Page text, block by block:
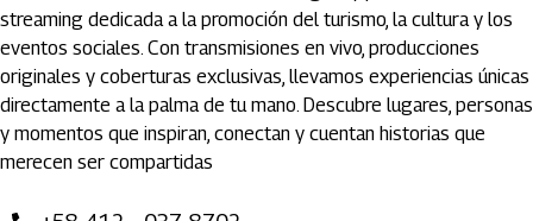
streaming dedicada a la promoción del turismo, la cultura y los
eventos sociales. Con transmisiones en vivo, producciones
originales y coberturas exclusivas, llevamos experiencias únicas
directamente a la palma de tu mano. Descubre lugares, personas
y momentos que inspiran, conectan y cuentan historias que
merecen ser compartidas